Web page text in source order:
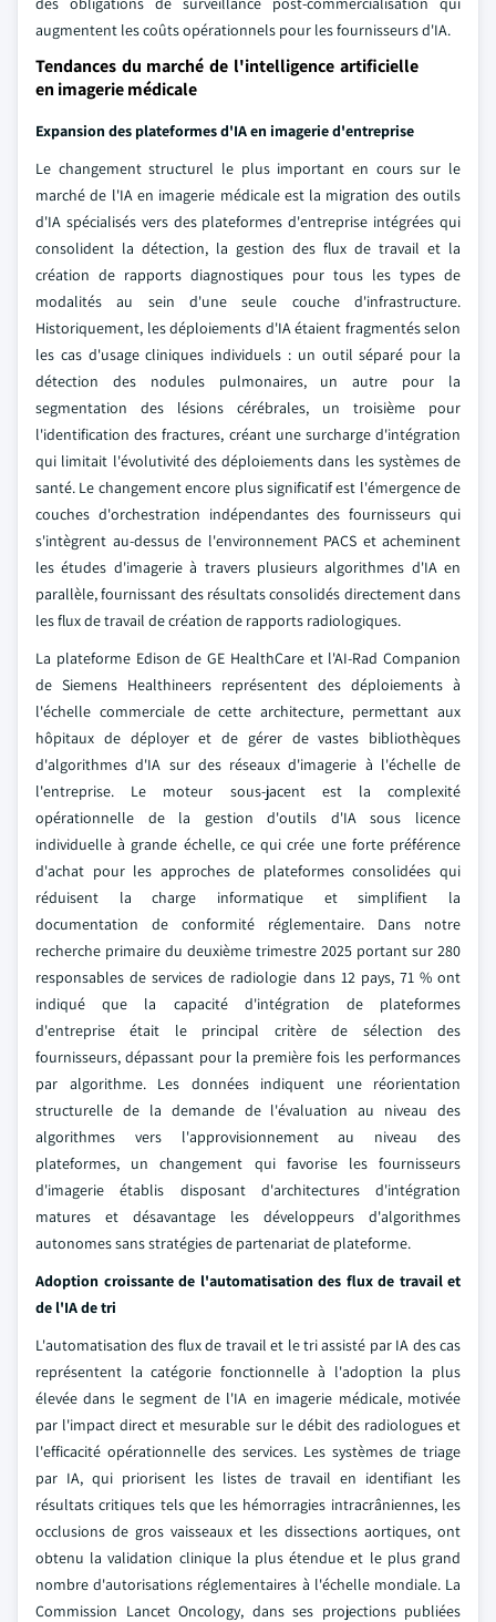
augmentent les coûts opérationnels pour les fournisseurs d'IA.
Tendances du marché de l'intelligence artificielle
en imagerie médicale
Expansion des plateformes d'IA en imagerie d'entreprise
Le changement structurel le plus important en cours sur le
marché de l'IA en imagerie médicale est la migration des outils
d'IA spécialisés vers des plateformes d'entreprise intégrées qui
consolident la détection, la gestion des flux de travail et la
création de rapports diagnostiques pour tous les types de
modalités au sein d'une seule couche d'infrastructure.
Historiquement, les déploiements d'IA étaient fragmentés selon
les cas d'usage cliniques individuels : un outil séparé pour la
détection des nodules pulmonaires, un autre pour la
segmentation des lésions cérébrales, un troisième pour
l'identification des fractures, créant une surcharge d'intégration
qui limitait l'évolutivité des déploiements dans les systèmes de
santé. Le changement encore plus significatif est l'émergence de
couches d'orchestration indépendantes des fournisseurs qui
s'intègrent au-dessus de l'environnement PACS et acheminent
les études d'imagerie à travers plusieurs algorithmes d'IA en
parallèle, fournissant des résultats consolidés directement dans
les flux de travail de création de rapports radiologiques.
La plateforme Edison de GE HealthCare et l'AI-Rad Companion
de Siemens Healthineers représentent des déploiements à
l'échelle commerciale de cette architecture, permettant aux
hôpitaux de déployer et de gérer de vastes bibliothèques
d'algorithmes d'IA sur des réseaux d'imagerie à l'échelle de
l'entreprise. Le moteur sous-jacent est la complexité
opérationnelle de la gestion d'outils d'IA sous licence
individuelle à grande échelle, ce qui crée une forte préférence
d'achat pour les approches de plateformes consolidées qui
réduisent la charge informatique et simplifient la
documentation de conformité réglementaire. Dans notre
recherche primaire du deuxième trimestre 2025 portant sur 280
responsables de services de radiologie dans 12 pays, 71 % ont
indiqué que la capacité d'intégration de plateformes
d'entreprise était le principal critère de sélection des
fournisseurs, dépassant pour la première fois les performances
par algorithme. Les données indiquent une réorientation
structurelle de la demande de l'évaluation au niveau des
algorithmes vers l'approvisionnement au niveau des
plateformes, un changement qui favorise les fournisseurs
d'imagerie établis disposant d'architectures d'intégration
matures et désavantage les développeurs d'algorithmes
autonomes sans stratégies de partenariat de plateforme.
Adoption croissante de l'automatisation des flux de travail et
de l'IA de tri
L'automatisation des flux de travail et le tri assisté par IA des cas
représentent la catégorie fonctionnelle à l'adoption la plus
élevée dans le segment de l'IA en imagerie médicale, motivée
par l'impact direct et mesurable sur le débit des radiologues et
l'efficacité opérationnelle des services. Les systèmes de triage
par IA, qui priorisent les listes de travail en identifiant les
résultats critiques tels que les hémorragies intracrâniennes, les
occlusions de gros vaisseaux et les dissections aortiques, ont
obtenu la validation clinique la plus étendue et le plus grand
nombre d'autorisations réglementaires à l'échelle mondiale. La
Commission Lancet Oncology, dans ses projections publiées